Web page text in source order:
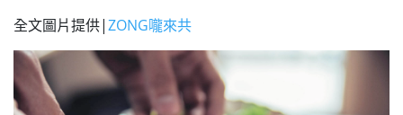
全文圖片提供|ZONG嚨來共